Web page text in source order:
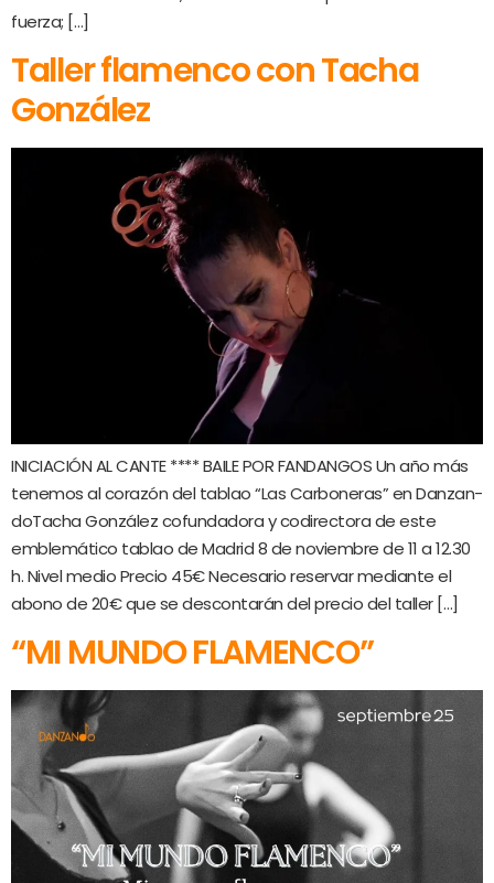
fuerza; […]
Taller flamenco con Tacha
González
INICIACIÓN AL CANTE **** BAILE POR FANDANGOS Un año más
tenemos al corazón del tablao “Las Carboneras” en Danzan-
doTacha González cofundadora y codirectora de este
emblemático tablao de Madrid 8 de noviembre de 11 a 12.30
h. Nivel medio Precio 45€ Necesario reservar mediante el
abono de 20€ que se descontarán del precio del taller […]
“MI MUNDO FLAMENCO”